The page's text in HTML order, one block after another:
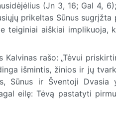
(Jn 3, 16; Gal 4,
prikeltas Sūnus
teiginiai aiškiai implikuoja,
Kalvinas rašo: „Tėvui
išmintis, žinios ir jų
Sūnus ir Šventoji
eilę: Tėvą pastatyti